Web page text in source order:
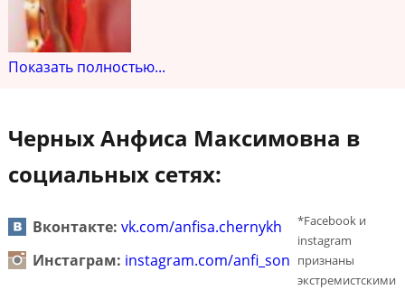
Показать полностью...
Черных Анфиса Максимовна в
социальных сетях:
Вконтакте: vk.com/anfisa.chernykh
Инстаграм: instagram.com/anfi_son
*Facebook и
instagram
признаны
экстремистскими